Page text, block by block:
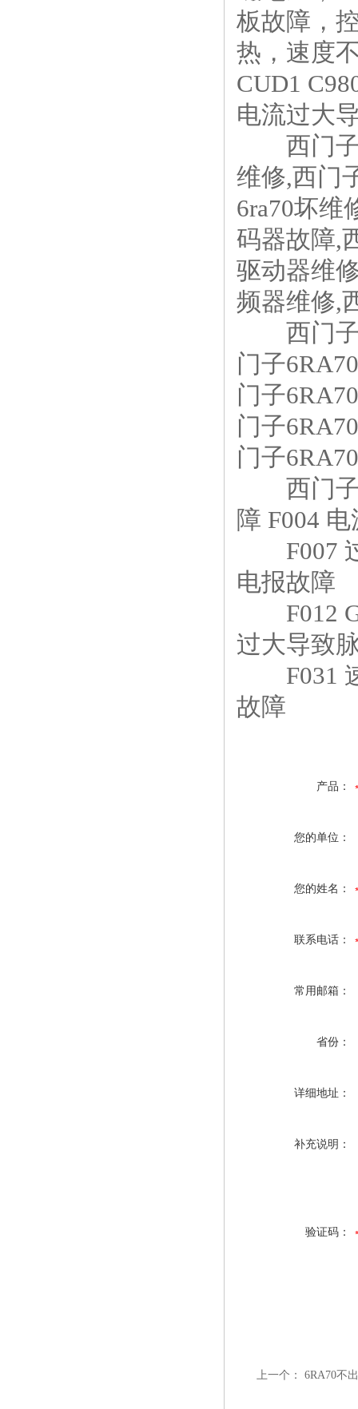
板故障，
热，速度
CUD1
电流过大
西门子
维修,西门
6ra70坏维
码器故障,
驱动器维
频器维修,
西门子
门子
门子
门子
门子
西门子
障 F004
F007 过
电报故障
F012
过大导致
F031 速
故障
产品：
您的单位：
您的姓名：
联系电话：
常用邮箱：
省份：
详细地址：
补充说明：
验证码：
上一个： 6RA70不